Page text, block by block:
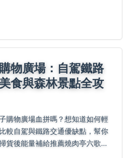
物廣場：自駕鐵路
食與森林景點全攻
購物廣場血拼嗎？想知道如何輕
較自駕與鐵路交通優缺點，幫你
貨後能量補給推薦燒肉亭六歌仙